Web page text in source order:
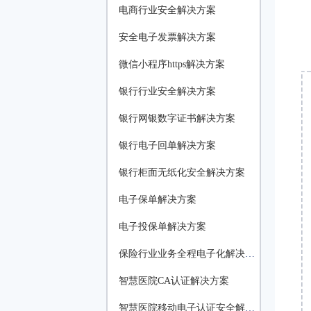
电商行业安全解决方案
安全电子发票解决方案
微信小程序https解决方案
银行行业安全解决方案
银行网银数字证书解决方案
银行电子回单解决方案
银行柜面无纸化安全解决方案
电子保单解决方案
电子投保单解决方案
保险行业业务全程电子化解决方案
智慧医院CA认证解决方案
智慧医院移动电子认证安全解决方案